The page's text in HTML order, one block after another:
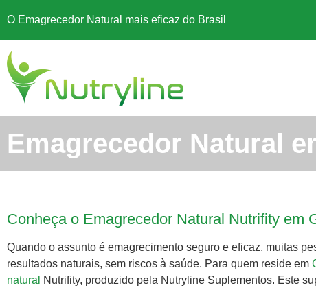
O Emagrecedor Natural mais eficaz do Brasil
Emagrecedor Natural
Conheça o Emagrecedor Natural Nutrifity em
Quando o assunto é emagrecimento seguro e eficaz, muitas
resultados naturais, sem riscos à saúde. Para quem reside em
natural
Nutrifity, produzido pela Nutryline Suplementos. Este